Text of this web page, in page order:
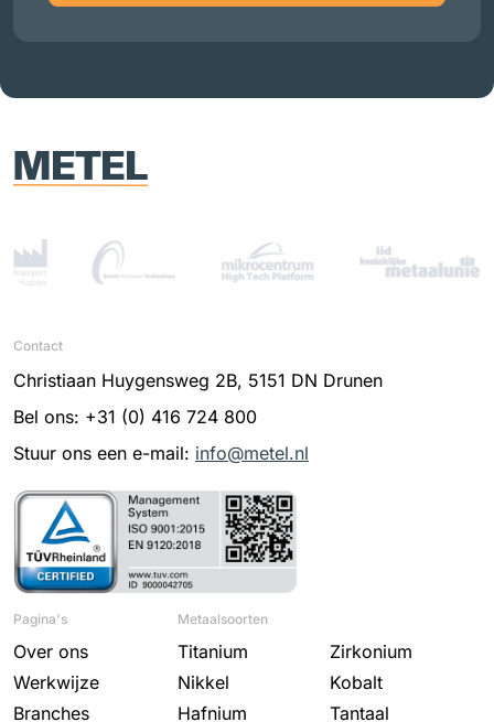
Contact
Christiaan Huygensweg 2B, 5151 DN Drunen
Bel ons: +31 (0) 416 724 800
Stuur ons een e-mail: info@metel.nl
Pagina's
Over ons
Werkwijze
Branches
Metaalsoorten
Titanium
Zirkonium
Nikkel
Kobalt
Hafnium
Tantaal